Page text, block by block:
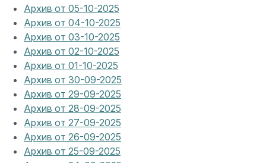
Архив от 05-10-2025
Архив от 04-10-2025
Архив от 03-10-2025
Архив от 02-10-2025
Архив от 01-10-2025
Архив от 30-09-2025
Архив от 29-09-2025
Архив от 28-09-2025
Архив от 27-09-2025
Архив от 26-09-2025
Архив от 25-09-2025